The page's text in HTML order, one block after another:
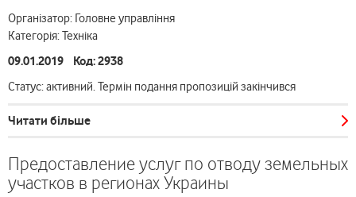
Організатор: Головне управління
Категорія: Техніка
09.01.2019 Код: 2938
Статус: активний. Термін подання пропозицій закінчився
Читати більше
Предоставление услуг по отводу земельных
участков в регионах Украины